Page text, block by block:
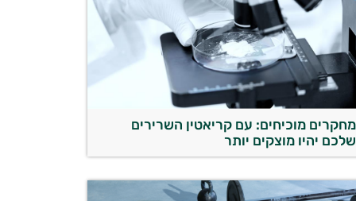
מחקרים מוכיחים: עם קריאטין השרירים
שלכם יהיו מוצקים יותר